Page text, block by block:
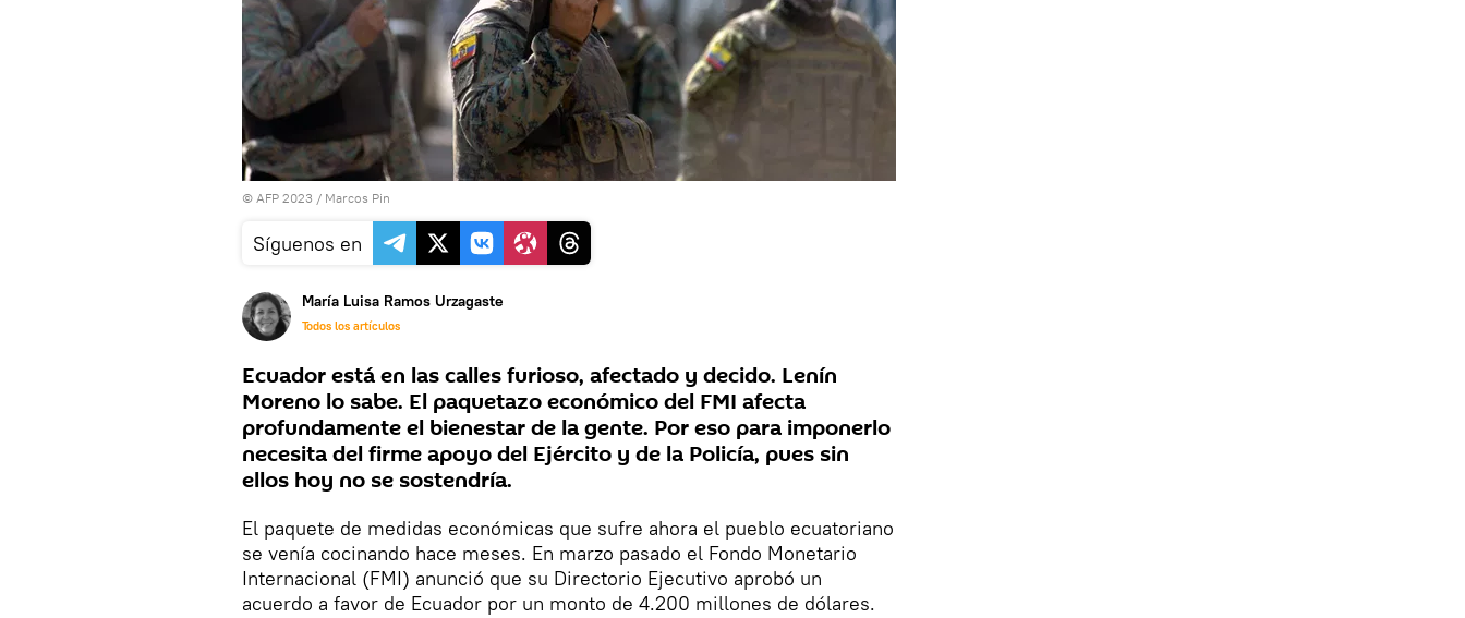
© AFP 2023 / Marcos Pin
Síguenos en
María Luisa Ramos Urzagaste
Todos los artículos
Ecuador está en las calles furioso, afectado y decido. Lenín
Moreno lo sabe. El paquetazo económico del FMI afecta
profundamente el bienestar de la gente. Por eso para imponerlo
necesita del firme apoyo del Ejército y de la Policía, pues sin
ellos hoy no se sostendría.
El paquete de medidas económicas que sufre ahora el pueblo ecuatoriano
se venía cocinando hace meses. En marzo pasado el Fondo Monetario
Internacional (FMI) anunció que su Directorio Ejecutivo aprobó un
acuerdo a favor de Ecuador por un monto de 4.200 millones de dólares.